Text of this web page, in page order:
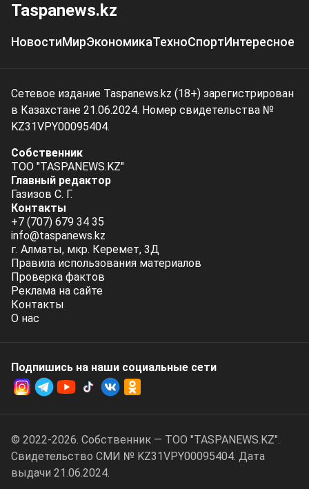
Taspanews.kz
НовостиМирЭкономикаТехноСпортИнтересное
Сетевое издание Taspanews.kz (18+) зарегистрирован
в Казахстане 21.06.2024. Номер свидетельства №
KZ31VPY00095404.
Собственник
ТОО "TASPANEWS.KZ"
Главный редактор
Газизов С. Г.
Контакты
+7 (707) 679 34 35
info@taspanews.kz
г. Алматы, мкр. Керемет, 3Д
Правила использования материалов
Проверка фактов
Реклама на сайте
Контакты
О нас
Подпишись на наши социальные cети
© 2022-2026. Собственник — ТОО "TASPANEWS.KZ".
Cвидетельство СМИ № KZ31VPY00095404. Дата
выдачи 21.06.2024.